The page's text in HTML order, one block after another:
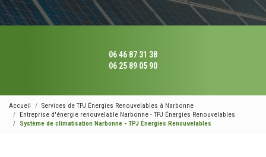
06 46 87 31 38
06 25 89 05 90
Accueil
Services de TPJ Énergies Renouvelables à Narbonne
Entreprise d'énergie renouvelable Narbonne - TPJ Énergies Renouvelables
Système de climatisation Narbonne - TPJ Énergies Renouvelables